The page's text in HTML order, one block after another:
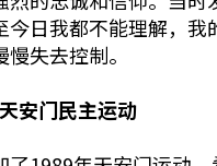
今日我都不能理解，我
失去控制。
安门民主运动